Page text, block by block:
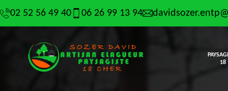
02 52 56 49 40 06 26 99 13 94
18